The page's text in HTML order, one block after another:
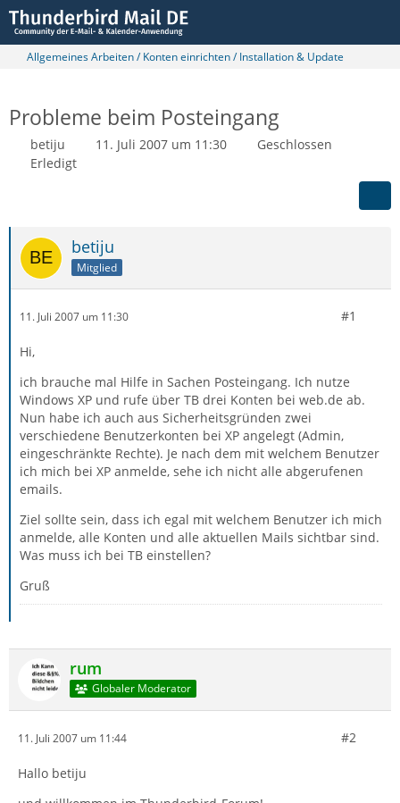
Allgemeines Arbeiten / Konten einrichten / Installation & Update
Probleme beim Posteingang
betiju 11. Juli 2007 um 11:30
Geschlossen
Erledigt
betiju
Mitglied
11. Juli 2007 um 11:30 #1
Hi,
ich brauche mal Hilfe in Sachen Posteingang. Ich nutze
Windows XP und rufe über TB drei Konten bei web.de ab.
Nun habe ich auch aus Sicherheitsgründen zwei
verschiedene Benutzerkonten bei XP angelegt (Admin,
eingeschränkte Rechte). Je nach dem mit welchem Benutzer
ich mich bei XP anmelde, sehe ich nicht alle abgerufenen
emails.
Ziel sollte sein, dass ich egal mit welchem Benutzer ich mich
anmelde, alle Konten und alle aktuellen Mails sichtbar sind.
Was muss ich bei TB einstellen?
Gruß
rum
Globaler Moderator
11. Juli 2007 um 11:44 #2
Hallo betiju